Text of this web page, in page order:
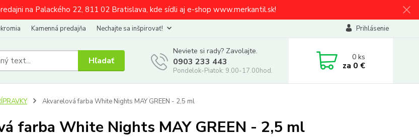
na Palackého 22, 811 02 Bratislava, kde sídli aj e-shop www.merkantil.sk!
Kamenná predajňa Nechajte sa inšpirovať! Prihlásenie
Hľadať
Neviete si rady? Zavolajte.
0903 233 443
Pondelok-Piatok: 9.00-17.00hod.
0ks
za 0 €
Akvarelová farba White Nights MAY GREEN - 2,5 ml
farba White Nights MAY GREEN - 2,5 ml